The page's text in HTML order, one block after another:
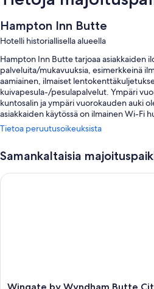
Hampton Inn Butte
Hotelli historiallisella alueella
Hampton Inn Butte tarjoaa asiakkaiden
palveluita/mukavuuksia, esimerkkeinä
aamiainen, ilmaiset
kuivapesula-/pesulapalvelut. Ympäri
kuntosalin ja ympäri vuorokauden auki
asiakkaiden käytössä on ilmainen Wi-Fi
Tämä hotelli tarjoaa myös muita etuja,
Sisäuima-allas
Tietoa peruutusoikeuksista
Samankaltaisia
Wingate
Wingate by Wyndham Butte City